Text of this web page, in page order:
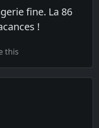
fine. La 86
!
this